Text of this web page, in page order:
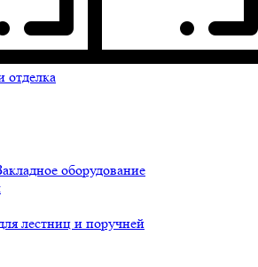
отделка
оборудование
лестниц и поручней